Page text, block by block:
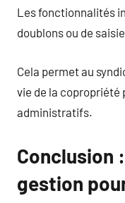
Les fonctionnalités
doublons ou de
Cela permet au
vie de la copropriété
administratifs.
Conclusion
gestion